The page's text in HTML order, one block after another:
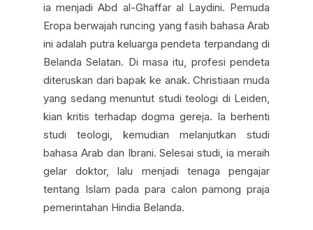
ia menjadi Abd al-Ghaffar al Laydini. Pemuda
Eropa berwajah runcing yang fasih bahasa Arab
ini adalah putra keluarga pendeta terpandang di
Belanda Selatan. Di masa itu, profesi pendeta
diteruskan dari bapak ke anak. Christiaan muda
yang sedang menuntut studi teologi di Leiden,
kian kritis terhadap dogma gereja. Ia berhenti
studi teologi, kemudian melanjutkan studi
bahasa Arab dan Ibrani. Selesai studi, ia meraih
gelar doktor, lalu menjadi tenaga pengajar
tentang Islam pada para calon pamong praja
pemerintahan Hindia Belanda.